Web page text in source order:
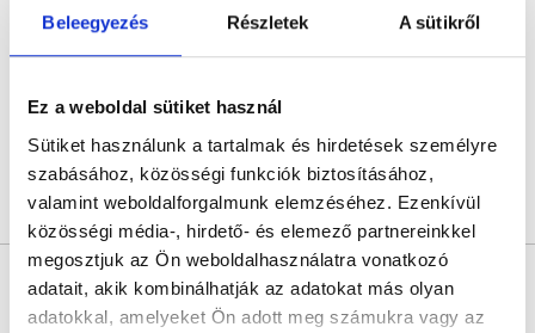
Beleegyezés Részletek A sütikről
Ez a weboldal sütiket használ
Sütiket használunk a tartalmak és hirdetések személyre
szabásához, közösségi funkciók biztosításához,
valamint weboldalforgalmunk elemzéséhez. Ezenkívül
közösségi média-, hirdető- és elemező partnereinkkel
megosztjuk az Ön weboldalhasználatra vonatkozó
adatait, akik kombinálhatják az adatokat más olyan
adatokkal, amelyeket Ön adott meg számukra vagy az
Budapest, XXI. kerület, Szent István út 248-250.
Következő időpont:
Árlista Összes időpont Profil
Dr. Farkas Máté
Fül-orr-gégész